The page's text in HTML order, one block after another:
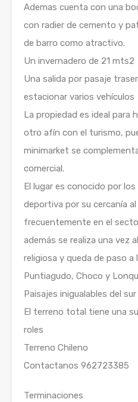
Ademas cuenta con una
con radier de cemento y
de barro como atractivo.
Un invernadero de 21 mts2
Una salida por pasaje
estacionar varios vehículos
La propiedad es ideal para
otro afín con el turismo,
minimarket se
comercial.
El lugar es conocido por
deportiva por su cercanía
frecuentemente en el
además se realiza una vez
religiosa y queda de paso a
Puntiagudo, Choco y
Paisajes inigualables del sur
El terreno total tiene una
roles
Terreno Chileno
Contactanos 962723385
Terminaciones